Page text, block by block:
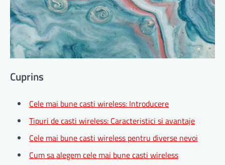
Cuprins
Cele mai bune casti wireless: Introducere
Tipuri de casti wireless: Caracteristici si avantaje
Cele mai bune casti wireless pentru diverse nevoi
Cum sa alegem cele mai bune casti wireless